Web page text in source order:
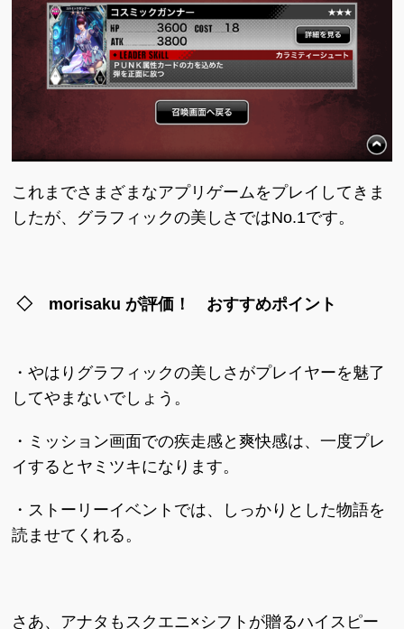
これまでさまざまなアプリゲームをプレイしてきま
したが、グラフィックの美しさではNo.1です。
◇ morisaku が評価！ おすすめポイント
・やはりグラフィックの美しさがプレイヤーを魅了
してやまないでしょう。
・ミッション画面での疾走感と爽快感は、一度プレ
イするとヤミツキになります。
・ストーリーイベントでは、しっかりとした物語を
読ませてくれる。
さあ、アナタもスクエニ×シフトが贈るハイスピー